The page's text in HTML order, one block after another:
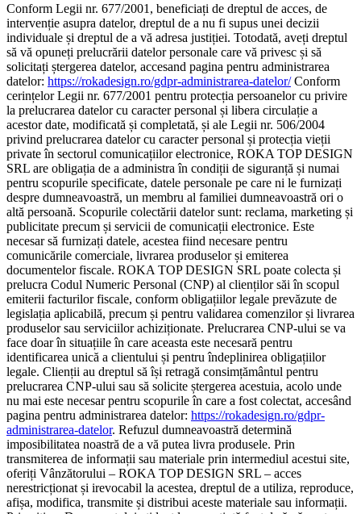
Conform Legii nr. 677/2001, beneficiați de dreptul de acces, de
intervenție asupra datelor, dreptul de a nu fi supus unei decizii
individuale și dreptul de a vă adresa justiției. Totodată, aveți dreptul
să vă opuneți prelucrării datelor personale care vă privesc și să
solicitați ștergerea datelor, accesand pagina pentru administrarea
datelor: https://rokadesign.ro/gdpr-administrarea-datelor/Conform
cerințelor Legii nr. 677/2001 pentru protecția persoanelor cu privire
la prelucrarea datelor cu caracter personal și libera circulație a
acestor date, modificată și completată, și ale Legii nr. 506/2004
privind prelucrarea datelor cu caracter personal și protecția vieții
private în sectorul comunicațiilor electronice, ROKA TOP DESIGN
SRL are obligația de a administra în condiții de siguranță și numai
pentru scopurile specificate, datele personale pe care ni le furnizați
despre dumneavoastră, un membru al familiei dumneavoastră ori o
altă persoană. Scopurile colectării datelor sunt: reclama, marketing și
publicitate precum și servicii de comunicații electronice. Este
necesar să furnizați datele, acestea fiind necesare pentru
comunicările comerciale, livrarea produselor și emiterea
documentelor fiscale. ROKA TOP DESIGN SRL poate colecta și
prelucra Codul Numeric Personal (CNP) al clienților săi în scopul
emiterii facturilor fiscale, conform obligațiilor legale prevăzute de
legislația aplicabilă, precum și pentru validarea comenzilor și livrarea
produselor sau serviciilor achiziționate. Prelucrarea CNP-ului se va
face doar în situațiile în care aceasta este necesară pentru
identificarea unică a clientului și pentru îndeplinirea obligațiilor
legale. Clienții au dreptul să își retragă consimțământul pentru
prelucrarea CNP-ului sau să solicite ștergerea acestuia, acolo unde
nu mai este necesar pentru scopurile în care a fost colectat, accesând
pagina pentru administrarea datelor: https://rokadesign.ro/gdpr-
administrarea-datelor. Refuzul dumneavoastră determină
imposibilitatea noastră de a vă putea livra produsele. Prin
transmiterea de informații sau materiale prin intermediul acestui site,
oferiți Vânzătorului – ROKA TOP DESIGN SRL – acces
nerestricționat și irevocabil la acestea, dreptul de a utiliza, reproduce,
afișa, modifica, transmite și distribui aceste materiale sau informații.